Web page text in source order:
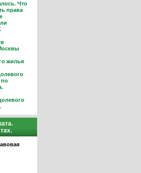
Что
права
в
жилья
по